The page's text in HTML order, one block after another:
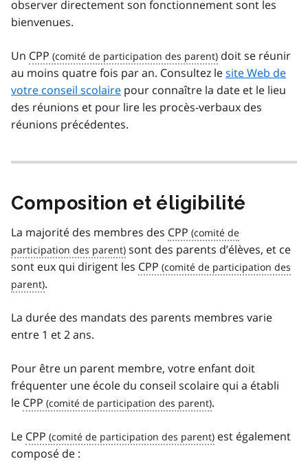
observer directement son fonctionnement sont les
bienvenues.
Un CPP
doit se réunir
au moins quatre fois par an. Consultez lesite Web de
votre conseil scolaire pour connaître la date et le lieu
des réunions et pour lire les procès-verbaux des
réunions précédentes.
Composition et éligibilité
La majorité des membres des CPP
sont des parents d’élèves, et ce
sont eux qui dirigent les CPP
.
La durée des mandats des parents membres varie
entre 1 et 2 ans.
Pour être un parent membre, votre enfant doit
fréquenter une école du conseil scolaire qui a établi
le CPP .
Le CPP
est également
composé de :